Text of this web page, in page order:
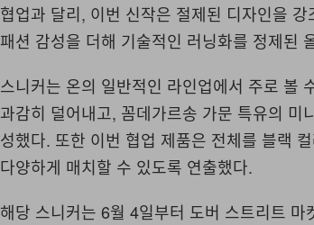
협업과 달리, 이번 신작은 절제된 디자인을
패션 감성을 더해 기술적인 러닝화를 정제된
스니커는 온의 일반적인 라인업에서 주로 볼
과감히 덜어내고, 꼼데가르송 가문 특유의
성했다. 또한 이번 협업 제품은 전체를 블랙
다양하게 매치할 수 있도록 연출했다.
해당 스니커는 6월 4일부터 도버 스트리트